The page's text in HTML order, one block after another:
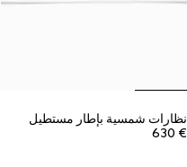
نظارات شمسية بإطار مستطيل
€ 630